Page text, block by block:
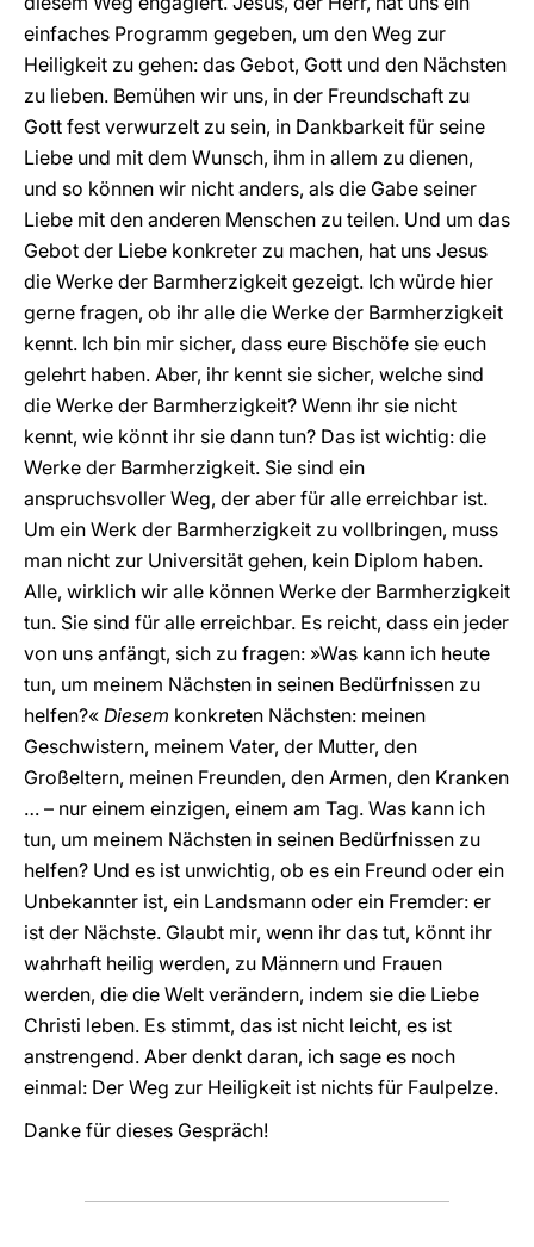
einfaches Programm gegeben, um den Weg zur
Heiligkeit zu gehen: das Gebot, Gott und den Nächsten
zu lieben. Bemühen wir uns, in der Freundschaft zu
Gott fest verwurzelt zu sein, in Dankbarkeit für seine
Liebe und mit dem Wunsch, ihm in allem zu dienen,
und so können wir nicht anders, als die Gabe seiner
Liebe mit den anderen Menschen zu teilen. Und um das
Gebot der Liebe konkreter zu machen, hat uns Jesus
die Werke der Barmherzigkeit gezeigt. Ich würde hier
gerne fragen, ob ihr alle die Werke der Barmherzigkeit
kennt. Ich bin mir sicher, dass eure Bischöfe sie euch
gelehrt haben. Aber, ihr kennt sie sicher, welche sind
die Werke der Barmherzigkeit? Wenn ihr sie nicht
kennt, wie könnt ihr sie dann tun? Das ist wichtig: die
Werke der Barmherzigkeit. Sie sind ein
anspruchsvoller Weg, der aber für alle erreichbar ist.
Um ein Werk der Barmherzigkeit zu vollbringen, muss
man nicht zur Universität gehen, kein Diplom haben.
Alle, wirklich wir alle können Werke der Barmherzigkeit
tun. Sie sind für alle erreichbar. Es reicht, dass ein jeder
von uns anfängt, sich zu fragen: »Was kann ich heute
tun, um meinem Nächsten in seinen Bedürfnissen zu
helfen?« Diesem konkreten Nächsten: meinen
Geschwistern, meinem Vater, der Mutter, den
Großeltern, meinen Freunden, den Armen, den Kranken
… – nur einem einzigen, einem am Tag. Was kann ich
tun, um meinem Nächsten in seinen Bedürfnissen zu
helfen? Und es ist unwichtig, ob es ein Freund oder ein
Unbekannter ist, ein Landsmann oder ein Fremder: er
ist der Nächste. Glaubt mir, wenn ihr das tut, könnt ihr
wahrhaft heilig werden, zu Männern und Frauen
werden, die die Welt verändern, indem sie die Liebe
Christi leben. Es stimmt, das ist nicht leicht, es ist
anstrengend. Aber denkt daran, ich sage es noch
einmal: Der Weg zur Heiligkeit ist nichts für Faulpelze.
Danke für dieses Gespräch!